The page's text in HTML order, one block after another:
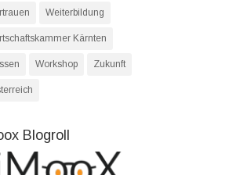
Weiterbildung
Kärnten
Workshop Zukunft
Blogroll